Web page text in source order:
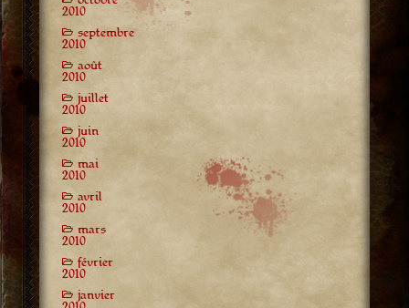
2010
septembre
2010
août
2010
juillet
2010
juin
2010
mai
2010
avril
2010
mars
2010
février
2010
janvier